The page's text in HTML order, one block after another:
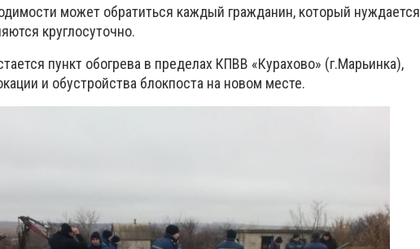
может обратиться каждый гражданин, который нуждается
круглосуточно.
пункт обогрева в пределах КПВВ «Курахово» (г.Марьинка),
и обустройства блокпоста на новом месте.